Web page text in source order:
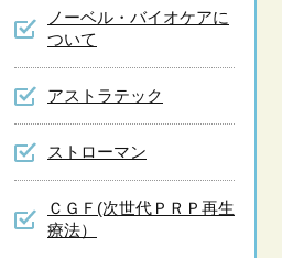
ノーベル・バイオケアに
ついて
アストラテック
ストローマン
ＣＧＦ(次世代ＰＲＰ再生
療法）